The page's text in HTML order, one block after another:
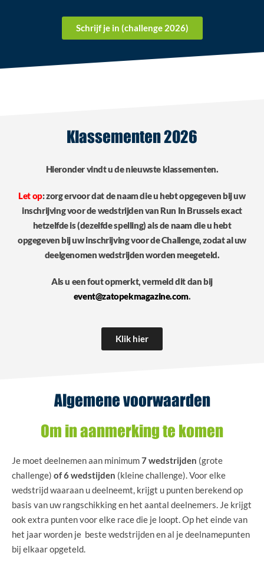
Schrijf je in (challenge 2026)
Klassementen 2026
Hieronder vindt u de nieuwste klassementen.
Let op: zorg ervoor dat de naam die u hebt opgegeven bij uw
inschrijving voor de wedstrijden van Run In Brussels exact
hetzelfde is (dezelfde spelling) als de naam die u hebt
opgegeven bij uw inschrijving voor de Challenge, zodat al uw
deelgenomen wedstrijden worden meegeteld.
Als u een fout opmerkt, vermeld dit dan bij
event@zatopekmagazine.com.
Klik hier
Algemene voorwaarden
Om in aanmerking te komen
Je moet deelnemen aan minimum7 wedstrijden (grote
challenge) of 6 wedstijden (kleine challenge). Voor elke
wedstrijd waaraan u deelneemt, krijgt u punten berekend op
basis van uw rangschikking en het aantal deelnemers. Je krijgt
ook extra punten voor elke race die je loopt. Op het einde van
het jaar worden je beste wedstrijden en al je deelnamepunten
bij elkaar opgeteld.